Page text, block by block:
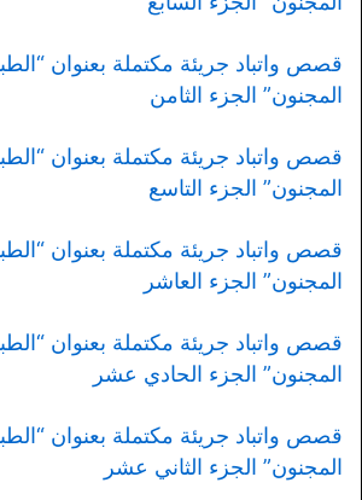
قصص واتباد جريئة مكتملة بعنوان
المجنون” الجزء الثامن
قصص واتباد جريئة مكتملة بعنوان
المجنون” الجزء التاسع
قصص واتباد جريئة مكتملة بعنوان
المجنون” الجزء العاشر
قصص واتباد جريئة مكتملة بعنوان
المجنون” الجزء الحادي عشر
قصص واتباد جريئة مكتملة بعنوان
المجنون” الجزء الثاني عشر